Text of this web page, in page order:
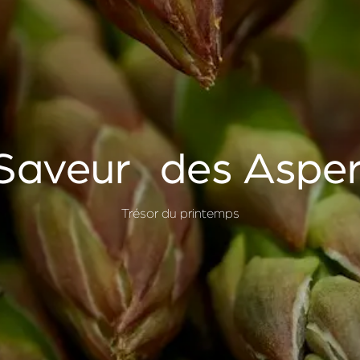
des
Trésor du printemps